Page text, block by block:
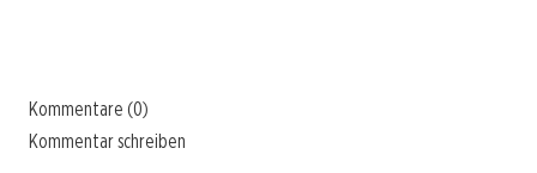
Kommentare (0)
Kommentar schreiben